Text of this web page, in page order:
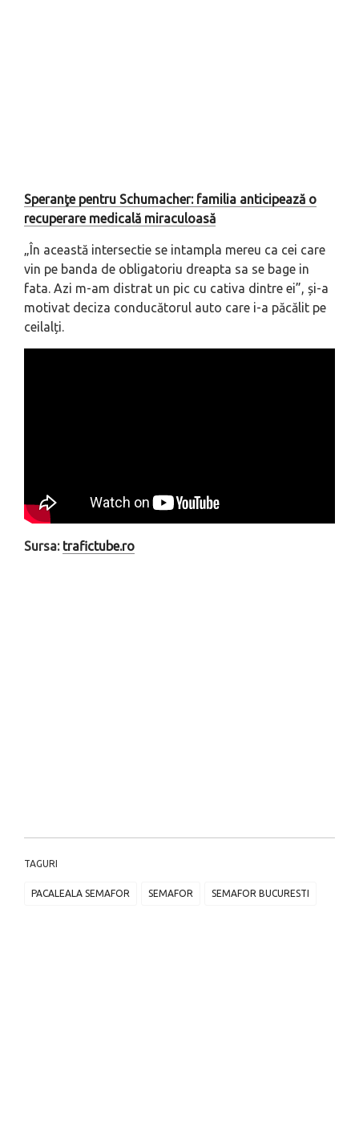
Speranţe pentru Schumacher: familia anticipează o
recuperare medicală miraculoasă
„În această intersectie se intampla mereu ca cei care
vin pe banda de obligatoriu dreapta sa se bage in
fata. Azi m-am distrat un pic cu cativa dintre ei”, și-a
motivat deciza conducătorul auto care i-a păcălit pe
ceilalți.
Sursa: trafictube.ro
TAGURI
PACALEALA SEMAFOR SEMAFOR SEMAFOR BUCURESTI